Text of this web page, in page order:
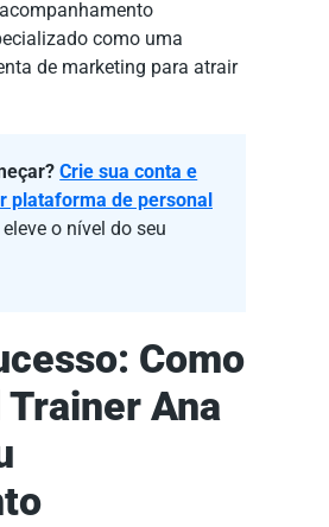
como uma
de marketing para atrair
Crie sua conta e
plataforma de personal
eleve o nível do seu
Como
Ana